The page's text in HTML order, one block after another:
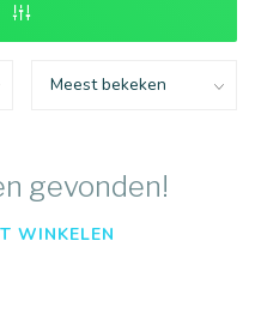
gevonden!
WINKELEN